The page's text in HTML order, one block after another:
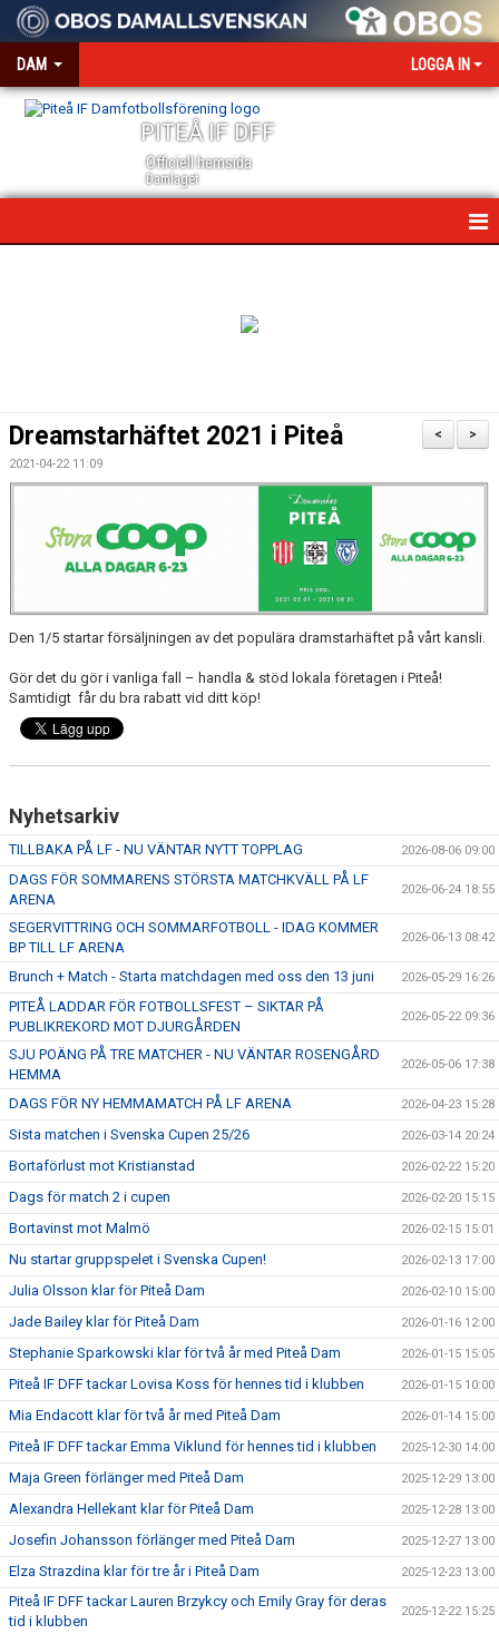
DAM LOGGA IN
PITEÅ IF DFF
Officiell hemsida
Damlaget
KALENDER
MATCHER & SERIETABELL
>
<
Dreamstarhäftet 2021 i Piteå
2021-04-22 11:09
Den 1/5 startar försäljningen av det populära dramstarhäftet på vårt kansli.
Gör det du gör i vanliga fall – handla & stöd lokala företagen i Piteå!
Samtidigt får du bra rabatt vid ditt köp!
Nyhetsarkiv
TILLBAKA PÅ LF - NU VÄNTAR NYTT TOPPLAG 2026-08-06 09:00
DAGS FÖR SOMMARENS STÖRSTA MATCHKVÄLL PÅ LF
ARENA
2026-06-24 18:55
SEGERVITTRING OCH SOMMARFOTBOLL - IDAG KOMMER
BP TILL LF ARENA
2026-06-13 08:42
Brunch + Match - Starta matchdagen med oss den 13 juni 2026-05-29 16:26
PITEÅ LADDAR FÖR FOTBOLLSFEST – SIKTAR PÅ
PUBLIKREKORD MOT DJURGÅRDEN
2026-05-22 09:36
SJU POÄNG PÅ TRE MATCHER - NU VÄNTAR ROSENGÅRD
HEMMA
2026-05-06 17:38
DAGS FÖR NY HEMMAMATCH PÅ LF ARENA 2026-04-23 15:28
Sista matchen i Svenska Cupen 25/26 2026-03-14 20:24
Bortaförlust mot Kristianstad 2026-02-22 15:20
Dags för match 2 i cupen 2026-02-20 15:15
Bortavinst mot Malmö 2026-02-15 15:01
Nu startar gruppspelet i Svenska Cupen! 2026-02-13 17:00
Julia Olsson klar för Piteå Dam 2026-02-10 15:00
Jade Bailey klar för Piteå Dam 2026-01-16 12:00
Stephanie Sparkowski klar för två år med Piteå Dam 2026-01-15 15:05
Piteå IF DFF tackar Lovisa Koss för hennes tid i klubben 2026-01-15 10:00
Mia Endacott klar för två år med Piteå Dam 2026-01-14 15:00
Piteå IF DFF tackar Emma Viklund för hennes tid i klubben 2025-12-30 14:00
Maja Green förlänger med Piteå Dam 2025-12-29 13:00
Alexandra Hellekant klar för Piteå Dam 2025-12-28 13:00
Josefin Johansson förlänger med Piteå Dam 2025-12-27 13:00
Elza Strazdina klar för tre år i Piteå Dam 2025-12-23 13:00
Piteå IF DFF tackar Lauren Brzykcy och Emily Gray för deras
tid i klubben
2025-12-22 15:25